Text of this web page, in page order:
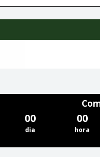
00
dia
00
hora